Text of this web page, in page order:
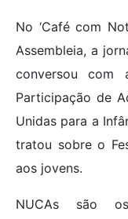
No ‘Café com
Assembleia, a
conversou com
Participação de
Unidas para a
tratou sobre o
aos jovens.
NUCAs são